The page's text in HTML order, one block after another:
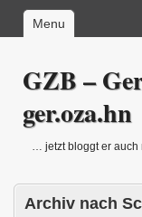
Menu
GZB –
ger.oza.hn
… jetzt bloggt er
Archiv nach